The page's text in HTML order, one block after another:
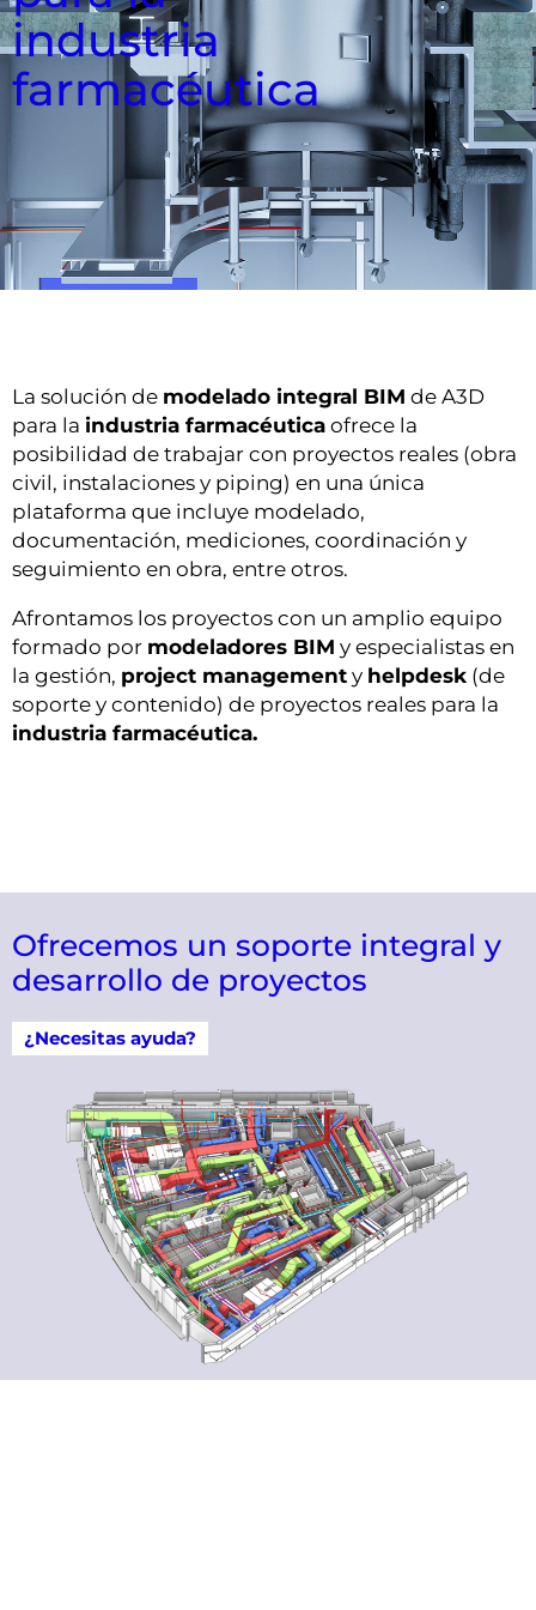
industria
farmacéutica
La solución de modelado integral BIM de A3D
para la industria farmacéutica ofrece la
posibilidad de trabajar con proyectos reales (obra
civil, instalaciones y piping) en una única
plataforma que incluye modelado,
documentación, mediciones, coordinación y
seguimiento en obra, entre otros.
Afrontamos los proyectos con un amplio equipo
formado por modeladores BIM y especialistas en
la gestión, project management y helpdesk (de
soporte y contenido) de proyectos reales para la
industria farmacéutica.
Ofrecemos un soporte integral y
desarrollo de proyectos
¿Necesitas ayuda?